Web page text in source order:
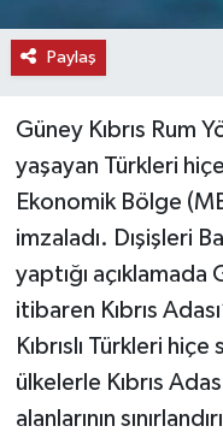
Paylaş
Güney Kıbrıs Rum
yaşayan Türkleri
Ekonomik Bölge
imzaladı. Dışişleri
yaptığı açıklamada
itibaren Kıbrıs
Kıbrıslı Türkleri
ülkelerle Kıbrıs
alanlarının
TİCARET
YAŞAM